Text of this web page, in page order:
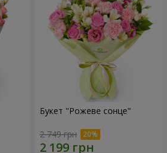
Букет "Рожеве сонце"
2 749 грн